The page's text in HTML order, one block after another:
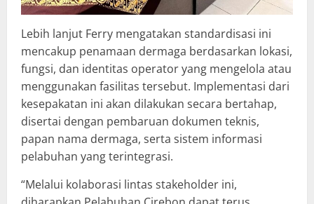
Lebih lanjut Ferry mengatakan standardisasi ini
mencakup penamaan dermaga berdasarkan lokasi,
fungsi, dan identitas operator yang mengelola atau
menggunakan fasilitas tersebut. Implementasi dari
kesepakatan ini akan dilakukan secara bertahap,
disertai dengan pembaruan dokumen teknis,
papan nama dermaga, serta sistem informasi
pelabuhan yang terintegrasi.
“Melalui kolaborasi lintas stakeholder ini,